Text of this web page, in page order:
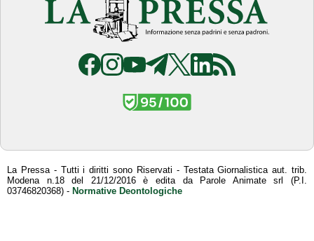
La Pressa - Tutti i diritti sono Riservati - Testata Giornalistica aut. trib.
Modena n.18 del 21/12/2016 è edita da Parole Animate srl (P.I.
03746820368) - Normative Deontologiche